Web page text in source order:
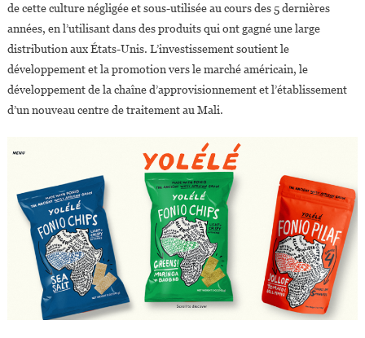
de cette culture négligée et sous-utilisée au cours des 5 dernières
années, en l’utilisant dans des produits qui ont gagné une large
distribution aux États-Unis. L’investissement soutient le
développement et la promotion vers le marché américain, le
développement de la chaîne d’approvisionnement et l’établissement
d’un nouveau centre de traitement au Mali.